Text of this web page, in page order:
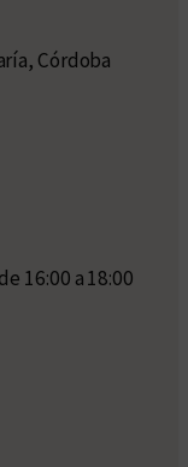
Córdoba
16:00 a 18:00